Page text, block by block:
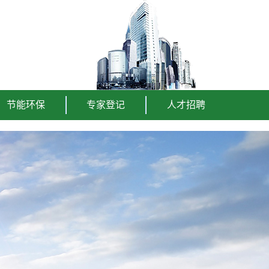
节能环保 专家登记 人才招聘